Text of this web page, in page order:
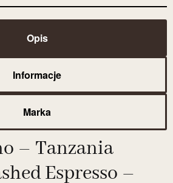
Opis
Informacje
Marka
– Tanzania
Espresso –